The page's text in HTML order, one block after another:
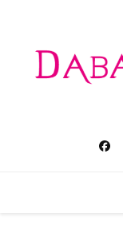
Pestañas más